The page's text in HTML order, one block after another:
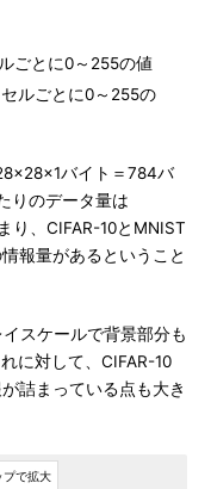
ごとに0～255の値
ルごとに0～255の
バイト＝784バ
りのデータ量は
、CIFAR-10とMNIST
報量があるということ
スケールで背景部分も
に対して、CIFAR-10
詰まっている点も大き